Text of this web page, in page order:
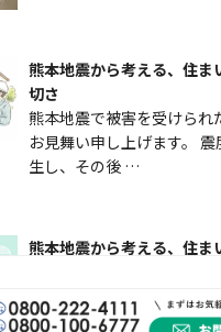
熊本地震から考える、住ま
切さ
熊本地震で被害を受けられ
お見舞い申し上げます。
生し、その後 …
熊本地震から考える、住ま
受けられた皆様に、心より
す。 今回の地震 …